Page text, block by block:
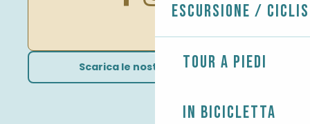
Escursione /
Tour a piedi
In bicicletta
Scarica le nostre brochure